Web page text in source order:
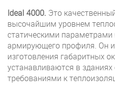
Ideal 4000. Это
высочайшим уровнем
статическими
армирующего профиля. Он
изготовления габаритных
устанавливаются в зданиях
требованиями к